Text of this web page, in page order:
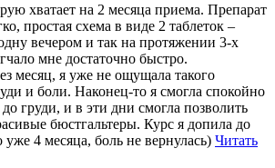
хватает на 2 месяца приема. Препарат
простая схема в виде 2 таблеток –
вечером и так на протяжении 3-х
мне достаточно быстро.
месяц, я уже не ощущала такого
и боли. Наконец-то я смогла спокойно
до груди, и в эти дни смогла позволить
бюстгальтеры. Курс я допила до
4 месяца, боль не вернулась) Читать